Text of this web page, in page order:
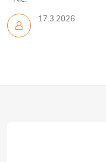
17.3.2026